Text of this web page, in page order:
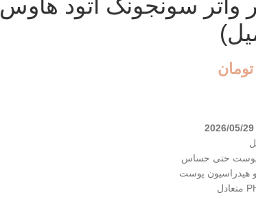
واتر سونجونگ اتود هاوس
تومان
پوست حتی حساس
هیدراسیون پوست